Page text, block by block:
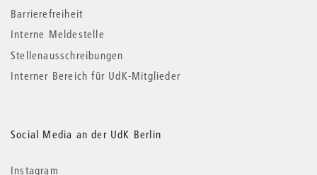
Barrierefreiheit
Interne Meldestelle
Stellenausschreibungen
Interner Bereich für UdK-Mitglieder
Social Media an der UdK Berlin
Instagram